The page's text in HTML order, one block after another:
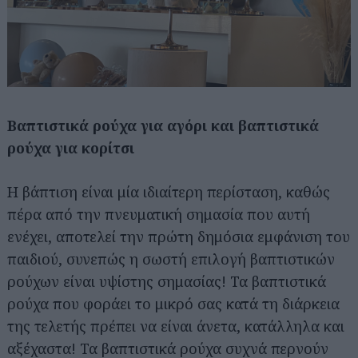
Βαπτιστικά ρούχα για αγόρι και βαπτιστικά
ρούχα για κορίτσι
Η βάπτιση είναι μία ιδιαίτερη περίσταση, καθώς
πέρα από την πνευματική σημασία που αυτή
ενέχει, αποτελεί την πρώτη δημόσια εμφάνιση του
παιδιού, συνεπώς η σωστή επιλογή βαπτιστικών
ρούχων είναι υψίστης σημασίας! Τα βαπτιστικά
ρούχα που φοράει το μικρό σας κατά τη διάρκεια
της τελετής πρέπει να είναι άνετα, κατάλληλα και
αξέχαστα! Τα βαπτιστικά ρούχα συχνά περνούν